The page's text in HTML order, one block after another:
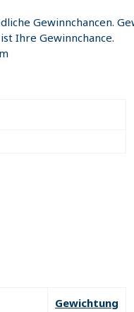
Gewinnchancen.
Ihre Gewinnchance.
Gewichtung